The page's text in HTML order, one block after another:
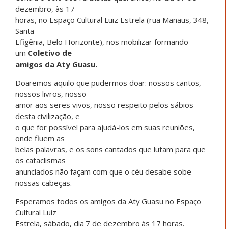
dezembro, às 17
horas, no Espaço Cultural Luiz Estrela (rua Manaus, 348,
Santa
Efigênia, Belo Horizonte), nos mobilizar formando
um Coletivo de
amigos da Aty Guasu.
Doaremos aquilo que pudermos doar: nossos cantos,
nossos livros, nosso
amor aos seres vivos, nosso respeito pelos sábios
desta civilização, e
o que for possível para ajudá-los em suas reuniões,
onde fluem as
belas palavras, e os sons cantados que lutam para que
os cataclismas
anunciados não façam com que o céu desabe sobe
nossas cabeças.
Esperamos todos os amigos da Aty Guasu no Espaço
Cultural Luiz
Estrela, sábado, dia 7 de dezembro às 17 horas.